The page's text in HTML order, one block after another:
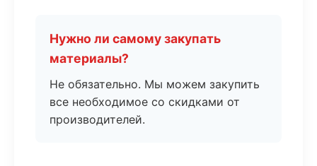
Нужно ли самому закупать
материалы?
Не обязательно. Мы можем закупить
все необходимое со скидками от
производителей.